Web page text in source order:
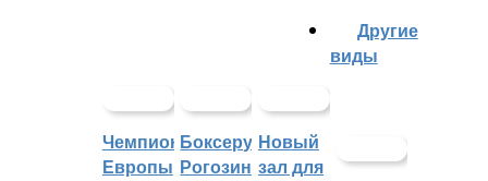
Чемпионат
Европы
Боксеру
Рогозину
Новый
зал для
Другие
виды